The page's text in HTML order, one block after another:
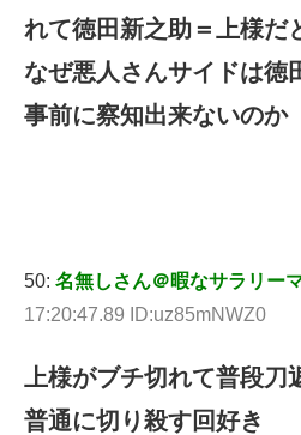
れて徳田新之助＝上様だ
なぜ悪人さんサイドは徳
事前に察知出来ないのか
50: 名無しさん＠暇なサラリー
17:20:47.89 ID:uz85mNWZ0
上様がブチ切れて普段刀
普通に切り殺す回好き